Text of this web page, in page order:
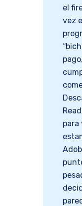
el
vez
para